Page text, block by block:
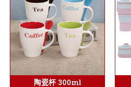
陶瓷杯 300ml